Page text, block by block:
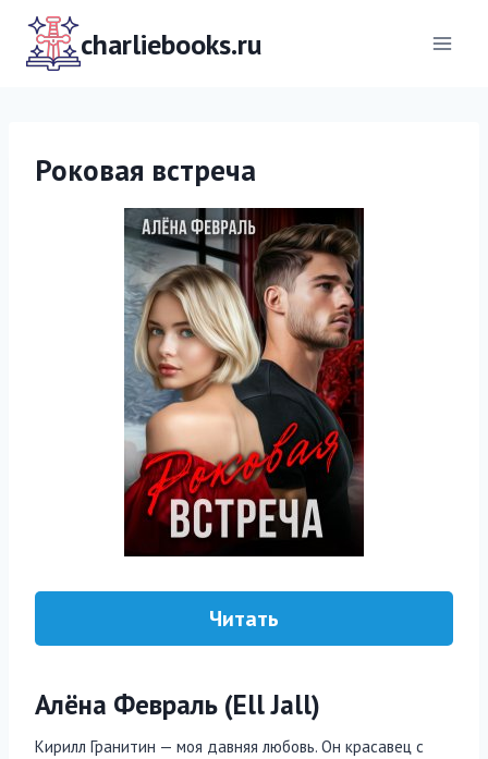
Перейти
содержимомуcharliebooks.ru
Роковая встреча
Читать
Алёна Февраль (Ell Jall)
Кирилл Гранитин — моя давняя любовь. Он красавец с